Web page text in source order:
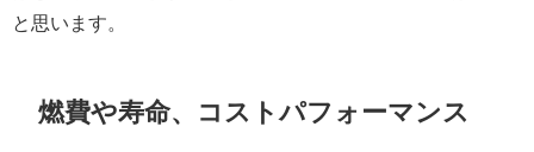
と思います。
燃費や寿命、コストパフォーマンス